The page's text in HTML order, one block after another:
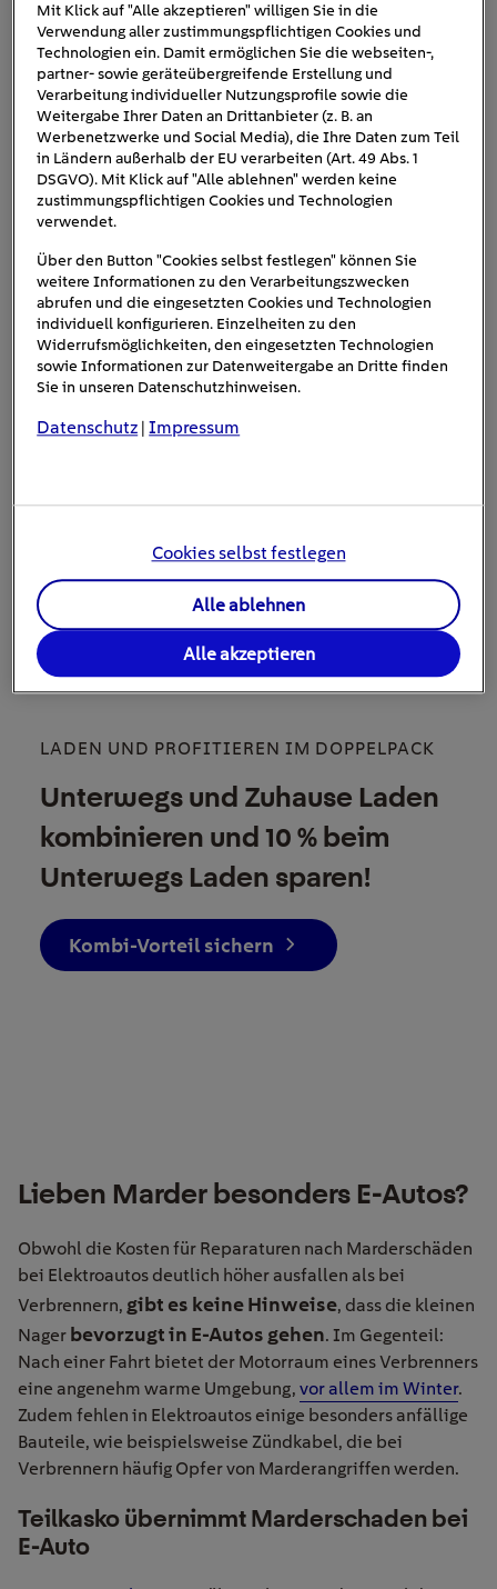
Doch die Hochvolttechnik – je nach Modell liegen 400
oder 800 Volt an – darf aus Sicherheitsgründen nicht
repariert werden. Bereitskleine Schäden , zum Beispiel
an den Schutzhüllen oder der Kabelisolierung, führen
dazu, dass die Isolationsüberwachung einen Defekt
registriert. Eine entsprechende Warnmeldung macht
dann einenAustausch des gesamten Kabelstrangs
notwendig.
DieWerkstatt-Kostenkönnen dabei schnell in die Höhe
gehen: Je nach Modell entfallen allein2.500 bis
7.000 Euro auf das Material, hinzu kommen
Einbaukosten von etwa 1.000 Euro, da Diagnosen und
Sicherheitsprüfungen im Rahmen der Reparatur
Verbrenner verursacht ein Marderbiss an Zündkabeln,
LADEN UND PROFITIEREN IM DOPPELPACK
Unterwegs und Zuhause Laden
kombinieren und 10 % beim
Unterwegs Laden sparen!
Kombi-Vorteil sichern
Lieben Marder besonders E-Autos?
Obwohl die Kosten für Reparaturen nach Marderschäden
bei Elektroautos deutlich höher ausfallen als bei
Verbrennern, gibt es keine Hinweise, dass die kleinen
Nager bevorzugt in E-Autos gehen. Im Gegenteil:
Nach einer Fahrt bietet der Motorraum eines Verbrenners
eine angenehm warme Umgebung, vor allem im Winter.
Zudem fehlen in Elektroautos einige besonders anfällige
Bauteile, wie beispielsweise Zündkabel, die bei
Verbrennern häufig Opfer von Marderangriffen werden.
Teilkasko übernimmt Marderschaden bei
E-Auto
Mit Klick auf "Alle akzeptieren" willigen Sie in die
Verwendung aller zustimmungspflichtigen Cookies und
Technologien ein. Damit ermöglichen Sie die webseiten-,
partner- sowie geräteübergreifende Erstellung und
Verarbeitung individueller Nutzungsprofile sowie die
Weitergabe Ihrer Daten an Drittanbieter (z. B. an
Werbenetzwerke und Social Media), die Ihre Daten zum Teil
in Ländern außerhalb der EU verarbeiten (Art. 49 Abs. 1
DSGVO). Mit Klick auf "Alle ablehnen" werden keine
zustimmungspflichtigen Cookies und Technologien
verwendet.
Über den Button "Cookies selbst festlegen" können Sie
weitere Informationen zu den Verarbeitungszwecken
abrufen und die eingesetzten Cookies und Technologien
individuell konfigurieren. Einzelheiten zu den
Widerrufsmöglichkeiten, den eingesetzten Technologien
sowie Informationen zur Datenweitergabe an Dritte finden
Sie in unseren Datenschutzhinweisen.
Datenschutz |Impressum
Cookies selbst festlegen
Alle ablehnen
Alle akzeptieren